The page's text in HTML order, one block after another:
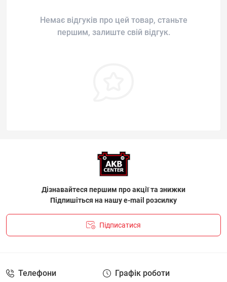
Немає відгуків про цей товар, станьте
першим, залиште свій відгук.
Дізнавайтеся першим про акції та знижки
Підпишіться на нашу e-mail розсилку
Підписатися
Телефони Графік роботи